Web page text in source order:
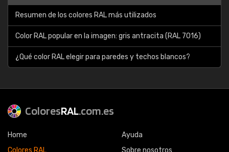
Resumen de los colores RAL más utilizados
Color RAL popular en la imagen: gris antracita (RAL 7016)
¿Qué color RAL elegir para paredes y techos blancos?
ColoresRAL.com.es
Home
Colores RAL
Ayuda
Sobre nosotros